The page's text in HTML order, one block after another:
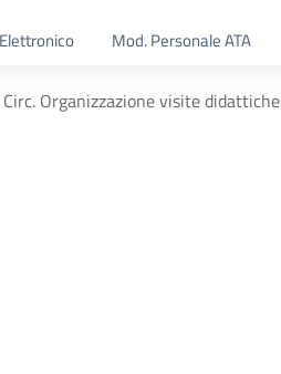
Mod. Personale ATA
Organizzazione visite didattiche